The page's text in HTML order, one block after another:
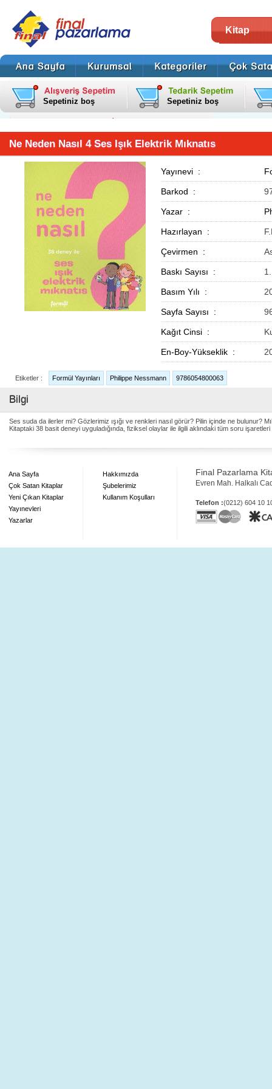
Kitap
Sepetiniz boş Sepetiniz boş
Ne Neden Nasıl 4 Ses Işık Elektrik Mıknatıs
Yayınevi :
Barkod :
Yazar :
Hazırlayan :
Çevirmen :
Baskı Sayısı :
Basım Yılı :
Sayfa Sayısı :
Kağıt Cinsi :
En-Boy-Yükseklik :
Etiketler : Formül Yayınları Philippe Nessmann 9786054800063
Bilgi
Ses suda da ilerler mi? Gözlerimiz ışığı ve renkleri nasıl görür? Pilin içinde ne bulunur?
Kitaptaki 38 basit deneyi uyguladığında, fiziksel olaylar ile ilgili aklındaki tüm soru
Ana Sayfa
Çok Satan Kitaplar
Yeni Çıkan Kitaplar
Yayınevleri
Yazarlar
Hakkımızda
Şubelerimiz
Kullanım Koşulları
Final Pazarlama
Evren Mah. Halkalı
Telefon :(0212) 604 10